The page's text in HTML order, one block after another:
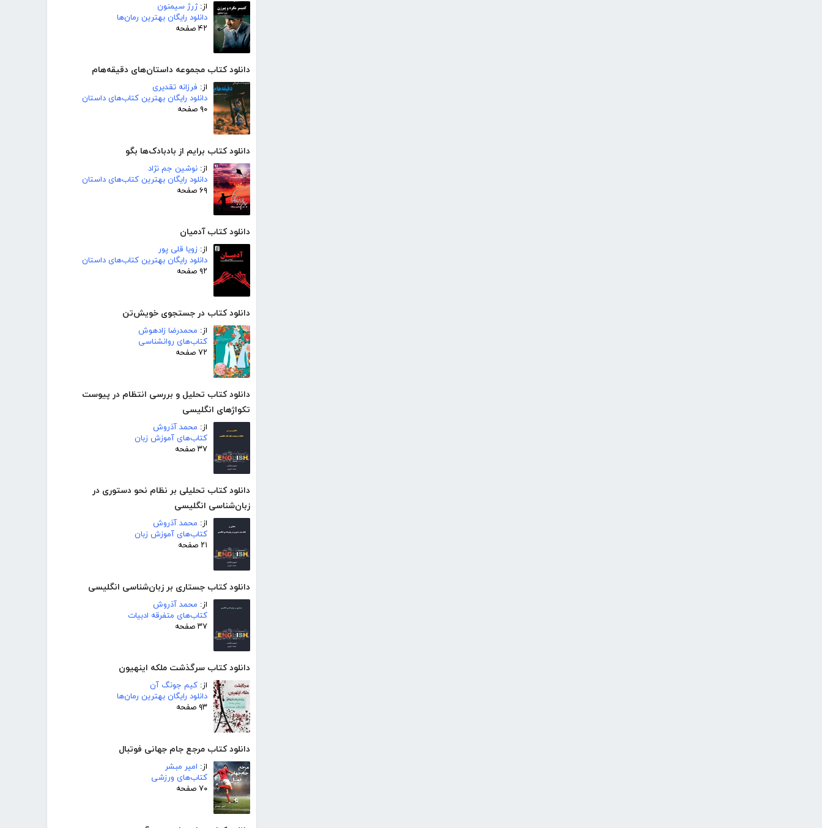
از:ژرژ سیمنون
دانلود رایگان بهترین رمان‌ها
۴۲ صفحه
دانلود کتاب مجموعه داستان‌های دقیقه‌هام
از: فرزانه تقدیری
دانلود رایگان بهترین کتاب‌های داستان
۹۰ صفحه
دانلود کتاب برایم از بادبادک‌ها بگو
از: نوشین جم نژاد
دانلود رایگان بهترین کتاب‌های داستان
۶۹ صفحه
دانلود کتاب آدمیان
از: زویا قلی پور
دانلود رایگان بهترین کتاب‌های داستان
۹۲ صفحه
دانلود کتاب در جستجوی خویش‌تن
از: محمدرضا زادهوش
کتاب‌های روانشناسی
۷۲ صفحه
دانلود کتاب تحلیل و بررسی انتظام در پیوست
تکواژهای انگلیسی
از: محمد آذروش
کتاب‌های آموزش زبان
۳۷ صفحه
دانلود کتاب تحلیلی بر نظام نحو دستوری در
زبان‌شناسی انگلیسی
از: محمد آذروش
کتاب‌های آموزش زبان
۲۱ صفحه
دانلود کتاب جستاری بر زبان‌شناسی انگلیسی
از: محمد آذروش
کتاب‌های متفرقه ادبیات
۳۷ صفحه
دانلود کتاب سرگذشت ملکه اینهیون
از: کیم جونگ آن
دانلود رایگان بهترین رمان‌ها
۹۳ صفحه
دانلود کتاب مرجع جام جهانی فوتبال
از: امیر مبشر
کتاب‌های ورزشی
۷۰ صفحه